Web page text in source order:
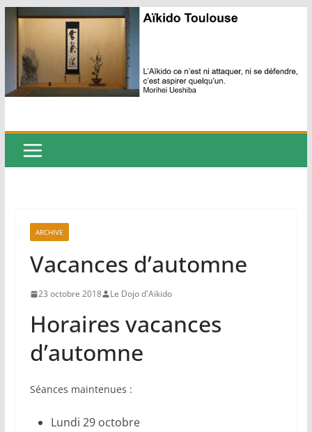
Passer
contenu
ARCHIVE
Vacances d’automne
23 octobre 2018 Le Dojo d'Aikido
Horaires vacances
d’automne
Séances maintenues :
Lundi 29 octobre